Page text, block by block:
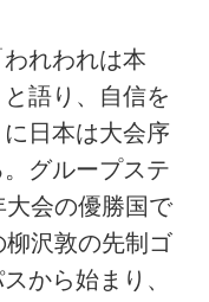
れわれは本
語り、自信を
日本は大会序
グループステ
会の優勝国で
沢敦の先制ゴ
から始まり、